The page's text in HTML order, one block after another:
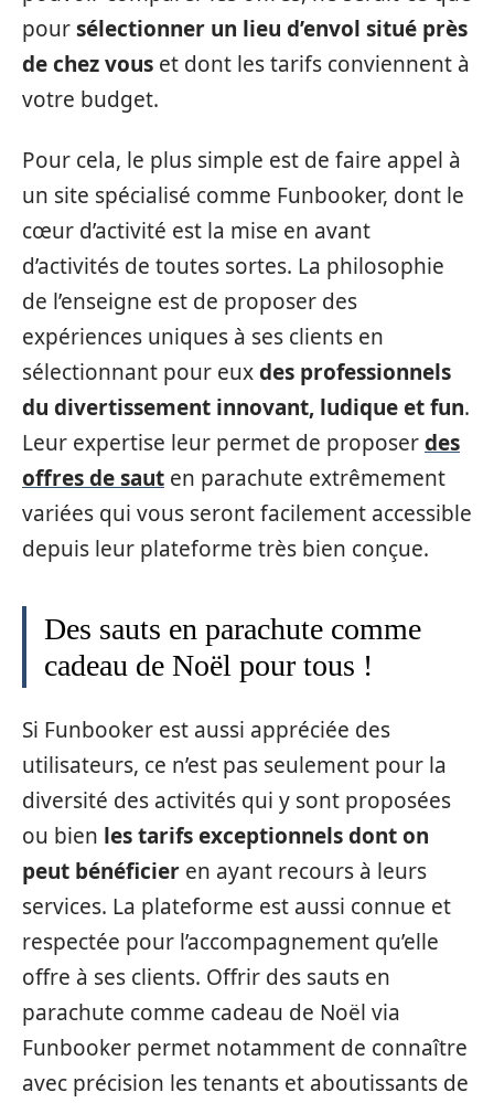
poursélectionner un lieu d’envol situé près
de chez vous et dont les tarifs conviennent à
votre budget.
Pour cela, le plus simple est de faire appel à
un site spécialisé comme Funbooker, dont le
cœur d’activité est la mise en avant
d’activités de toutes sortes. La philosophie
de l’enseigne est de proposer des
expériences uniques à ses clients en
sélectionnant pour euxdes professionnels
du divertissement innovant, ludique et fun.
Leur expertise leur permet de proposerdes
offres de saut en parachute extrêmement
variées qui vous seront facilement accessible
depuis leur plateforme très bien conçue.
Des sauts en parachute comme
cadeau de Noël pour tous !
Si Funbooker est aussi appréciée des
utilisateurs, ce n’est pas seulement pour la
diversité des activités qui y sont proposées
ou bien les tarifs exceptionnels dont on
peut bénéficier en ayant recours à leurs
services. La plateforme est aussi connue et
respectée pour l’accompagnement qu’elle
offre à ses clients. Offrir des sauts en
parachute comme cadeau de Noël via
Funbooker permet notamment de connaître
avec précision les tenants et aboutissants de